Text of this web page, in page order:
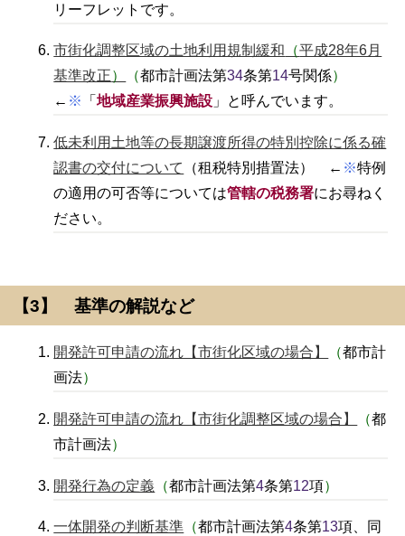
リーフレットです。
市街化調整区域の土地利用規制緩和 （平成28年6月
基準改正） （都市計画法第34条第14号関係）
← ※ 「地域産業振興施設 」と呼んでいます。
低未利用土地等の長期譲渡所得の特別控除に係る確
認書の交付について
（租税特別措置法） ← ※特例
の適用の可否等については管轄の税務署にお尋ねく
ださい。
【3】 基準の解説など
開発許可申請の流れ【市街化区域の場合】 （都市計
画法）
開発許可申請の流れ【市街化調整区域の場合】 （都
市計画法）
開発行為の定義 （都市計画法第4条第12項）
一体開発の判断基準 （都市計画法第4条第13項、同